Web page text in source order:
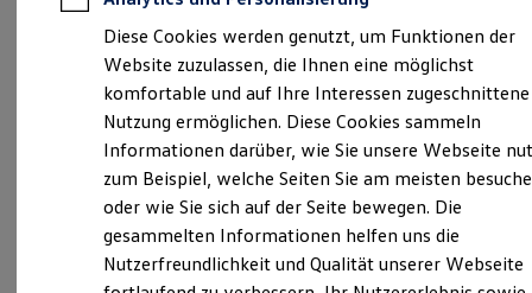
Profi Paket
TopDeal
Gebrauchtwagen
ProfiPartner für Gebrauchtwagen
Zertifizierte Gebrauchtwagen
Finanzierung
Für Privatkunden
Für Gewerbekunden
Leasing
Für Privatkunden
Für Gewerbekunden
Versicherungen & Garantien
Garantien
Verantwortlich für die Inhalte auf dieser Seite ist die Autohaus
Biller GmbH - Co. KG (Impressum & Rechtliches )
Deggendorfer Straße 4, 94505 Bernried
Montag-Donnerstag 07:15-17:30 Uhr
Diese Cookies werden genutzt, um Funktionen der
Website zuzulassen, die Ihnen eine möglichst
komfortable und auf Ihre Interessen zugeschnittene
Nutzung ermöglichen. Diese Cookies sammeln
Informationen darüber, wie Sie unsere Webseite
zum Beispiel, welche Seiten Sie am meisten
oder wie Sie sich auf der Seite bewegen. Die
gesammelten Informationen helfen uns die
Nutzerfreundlichkeit und Qualität unserer Webseite